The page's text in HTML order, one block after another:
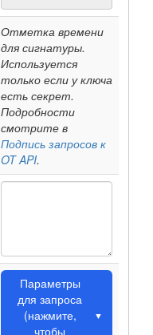
Отметка времени
для сигнатуры.
Используется
только если у ключа
есть секрет.
Подробности
смотрите в
Подпись запросов к
OT API.
Параметры
для запроса
(нажмите,
чтобы
▼